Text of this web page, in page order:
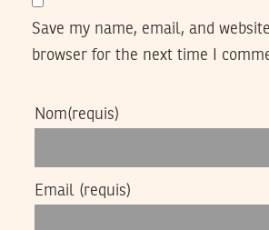
Save my name, email, and
browser for the next time I
Nom(requis)
Email (requis)